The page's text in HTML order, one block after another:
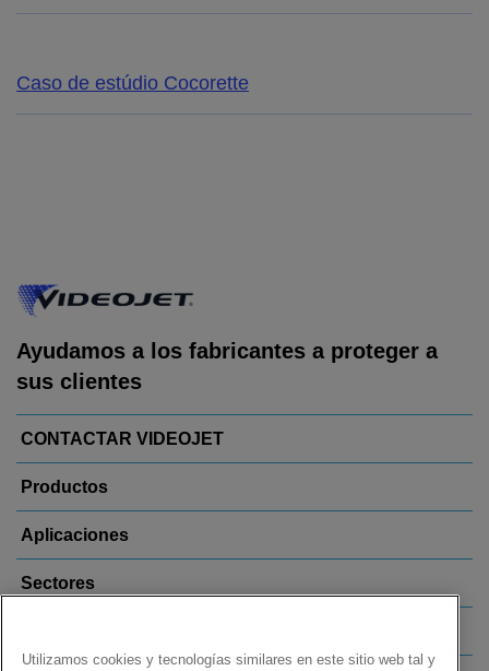
Caso de estúdio Cocorette
Ayudamos a los fabricantes a proteger a
sus clientes
CONTACTAR VIDEOJET
Productos
Aplicaciones
Sectores
Utilizamos cookies y tecnologías similares en este sitio web tal y